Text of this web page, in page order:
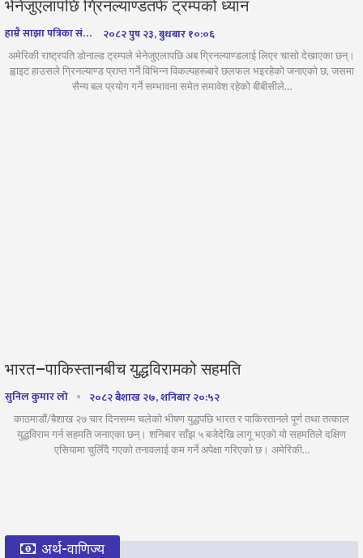
भेनेजुएलापछि ग्रिनल्याण्डतर्फ ट्रम्पको ध्यान
हाम्रै साझा पत्रिका संवाददाता २०८२ पुष २३, बुधबार १०:०६
अमेरिकी राष्ट्रपति डोनाल्ड ट्रम्पले भेनेजुएलापछि अब ग्रिनल्याण्डलाई लिएर चासो देखाएका छन्।
ह्वाइट हाउसले ग्रिनल्याण्ड प्राप्त गर्ने विभिन्न विकल्पहरूबारे छलफल भइरहेको जनाएको छ, जसमा
सैन्य बल प्रयोग गर्ने सम्भावना समेत समावेश रहेको बीबीसीले…
भारत–पाकिस्तानबीच युद्धविरामको सहमति
सुनिल कुमार लो २०८२ बैशाख २७, शनिबार २०:५२
काठमाडाैं/बैशाख २७ चार दिनसम्म चलेको भीषण युद्धपछि भारत र पाकिस्तानले पूर्ण तथा तत्काल
युद्धविराम गर्न सहमति जनाएका छन्। शनिबार साँझ ५ बजेदेखि लागू भएको यो सहमतिले दक्षिण
एसियामा चुलिँदै गएको तनावलाई कम गर्ने अपेक्षा गरिएको छ। अमेरिकी…
अर्थ-वाणिज्य